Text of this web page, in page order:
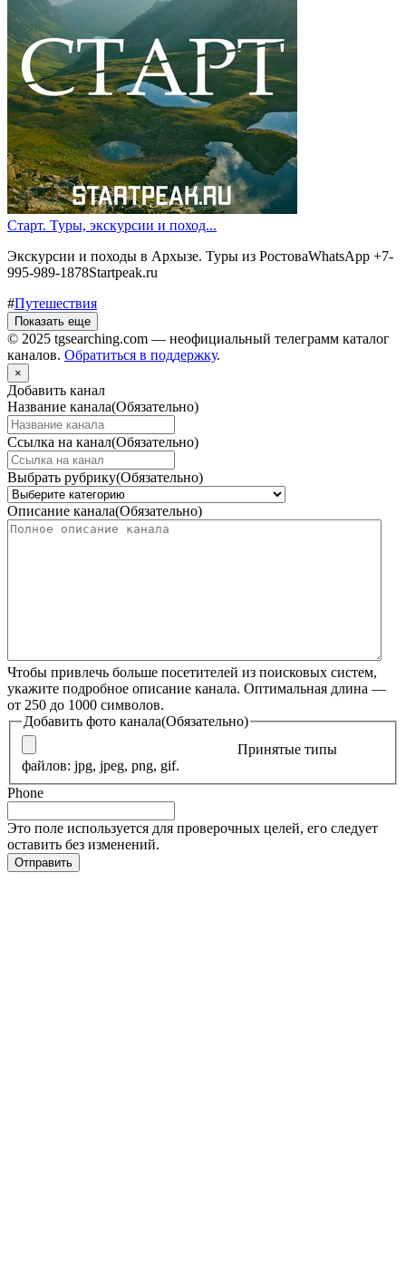
Старт. Туры, экскурсии и поход...
Экскурсии и походы в Архызе. Туры из РостоваWhatsApp +7-
995-989-1878Startpeak.ru
#Путешествия
Показать еще
© 2025 tgsearching.com — неофициальный телеграмм каталог
каналов. Обратиться в поддержку.
×
Добавить канал
Название канала(Обязательно)
Ссылка на канал(Обязательно)
Выбрать рубрику(Обязательно)
Описание канала(Обязательно)
Чтобы привлечь больше посетителей из поисковых систем,
укажите подробное описание канала. Оптимальная длина —
от 250 до 1000 символов.
Добавить фото канала(Обязательно)
Принятые типы
файлов: jpg, jpeg, png, gif.
Phone
Это поле используется для проверочных целей, его следует
оставить без изменений.